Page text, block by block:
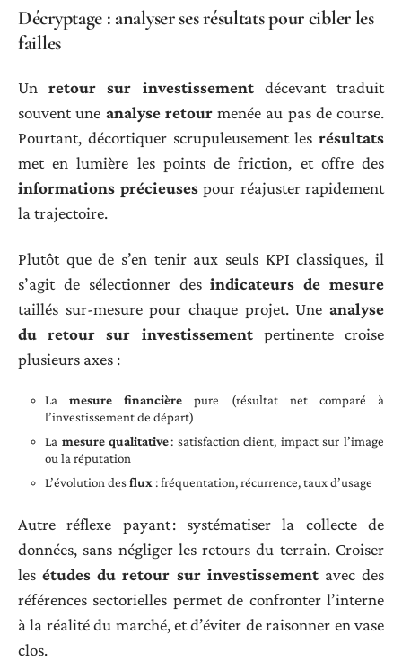
Décryptage : analyser ses résultats pour cibler les
failles
Unretour sur investissementdécevant traduit
souvent une analyse retourmenée au pas de course.
Pourtant, décortiquer scrupuleusement les résultats
met en lumière les points de friction, et offre des
informations précieusespour réajuster rapidement
la trajectoire.
Plutôt que de s’en tenir aux seuls KPI classiques, il
s’agit de sélectionner desindicateurs de mesure
taillés sur-mesure pour chaque projet. Une analyse
du retour sur investissementpertinente croise
plusieurs axes :
Lamesure financière pure (résultat net comparé à
l’investissement de départ)
La mesure qualitative: satisfaction client, impact sur l’image
ou la réputation
L’évolution desflux: fréquentation, récurrence, taux d’usage
Autre réflexe payant : systématiser la collecte de
données, sans négliger les retours du terrain. Croiser
lesétudes du retour sur investissementavec des
références sectorielles permet de confronter l’interne
à la réalité du marché, et d’éviter de raisonner en vase
clos.